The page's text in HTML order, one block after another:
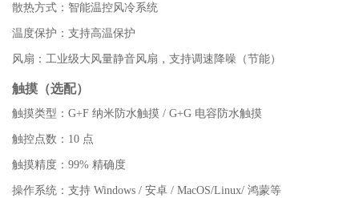
散热方式：智能温控风冷系统
温度保护：支持高温保护
风扇：工业级大风量静音风扇，支持调速降噪（节能）
触摸（选配）
触摸类型：G+F 纳米防水触摸 / G+G 电容防水触摸
触控点数：10 点
触摸精度：99% 精确度
操作系统：支持 Windows / 安卓 / MacOS/Linux/ 鸿蒙等